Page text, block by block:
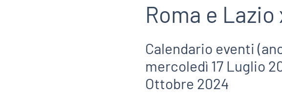
Roma e
Calendario eventi
mercoledì 17 Luglio
Ottobre 2024